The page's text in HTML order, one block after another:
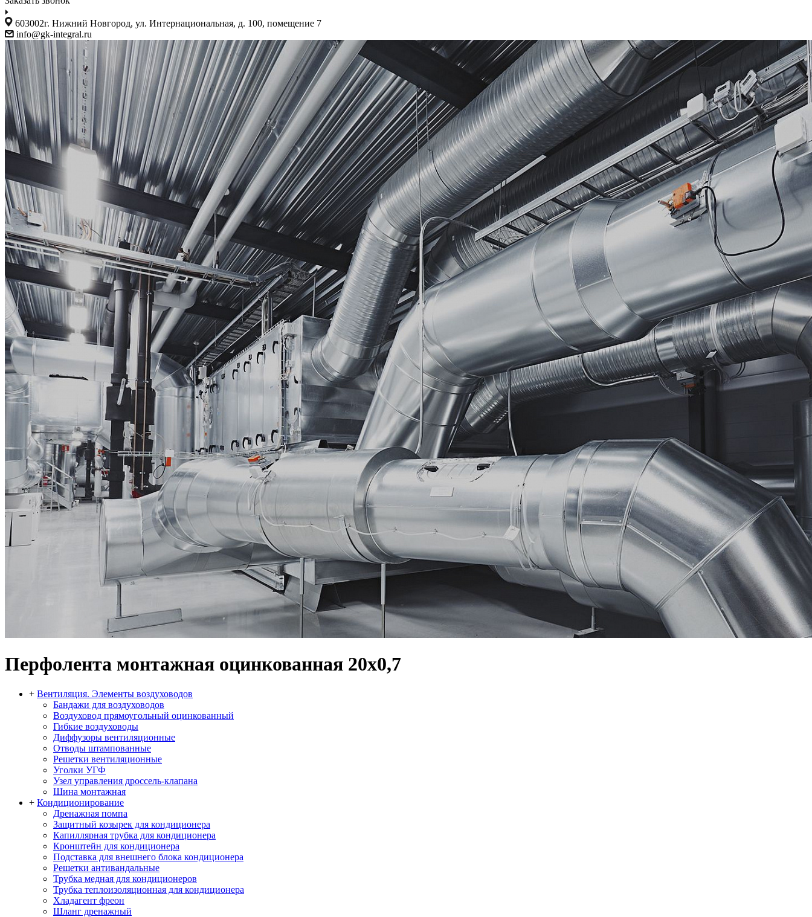
603002г. Нижний Новгород, ул. Интернациональная, д. 100, помещение 7
info@gk-integral.ru
Перфолента монтажная оцинкованная 20х0,7
+ Вентиляция. Элементы воздуховодов
Бандажи для воздуховодов
Воздуховод прямоугольный оцинкованный
Гибкие воздуховоды
Диффузоры вентиляционные
Отводы штампованные
Решетки вентиляционные
Уголки УГФ
Узел управления дроссель-клапана
Шина монтажная
+ Кондиционирование
Дренажная помпа
Защитный козырек для кондиционера
Капиллярная трубка для кондиционера
Кронштейн для кондиционера
Подставка для внешнего блока кондиционера
Решетки антивандальные
Трубка медная для кондиционеров
Трубка теплоизоляционная для кондиционера
Хладагент фреон
Шланг дренажный